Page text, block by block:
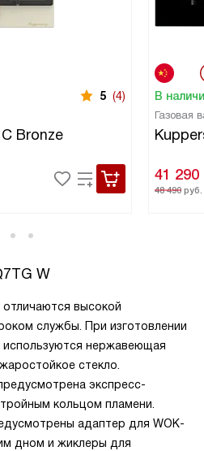
5 (4)
Bronze
В
Газовая
41 290
48 490руб.
W
отличаются высокой
службы. При изготовлении
используются нержавеющая
стекло.
экспресс-
кольцом пламени.
адаптер для WOK-
дном и жиклеры для